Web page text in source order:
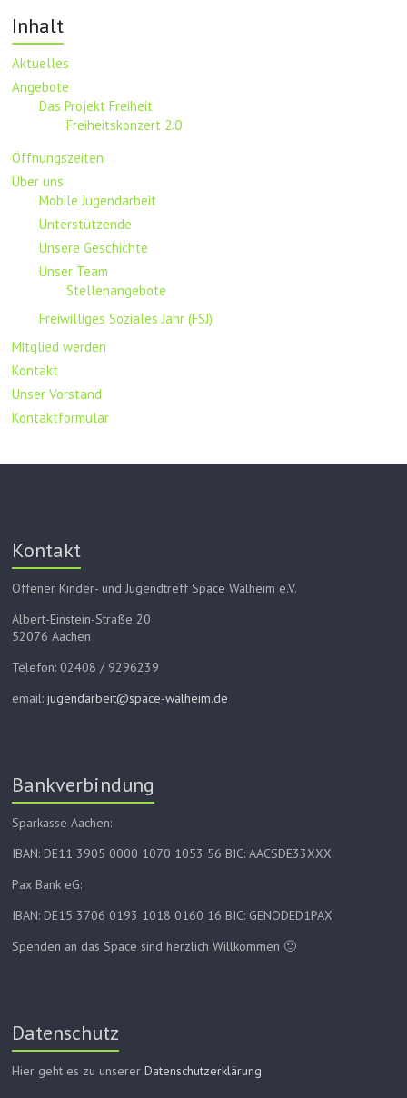
Inhalt
Aktuelles
Angebote
Das Projekt Freiheit
Freiheitskonzert 2.0
Öffnungszeiten
Über uns
Mobile Jugendarbeit
Unterstützende
Unsere Geschichte
Unser Team
Stellenangebote
Freiwilliges Soziales Jahr (FSJ)
Mitglied werden
Kontakt
Unser Vorstand
Kontaktformular
Kontakt
Offener Kinder- und Jugendtreff Space Walheim e.V.
Albert-Einstein-Straße 20
52076 Aachen
Telefon: 02408 / 9296239
email:jugendarbeit@space-walheim.de
Bankverbindung
Sparkasse Aachen:
IBAN: DE11 3905 0000 1070 1053 56 BIC: AACSDE33XXX
Pax Bank eG:
IBAN: DE15 3706 0193 1018 0160 16 BIC: GENODED1PAX
Spenden an das Space sind herzlich Willkommen 🙂
Datenschutz
Hier geht es zu unsererDatenschutzerklärung